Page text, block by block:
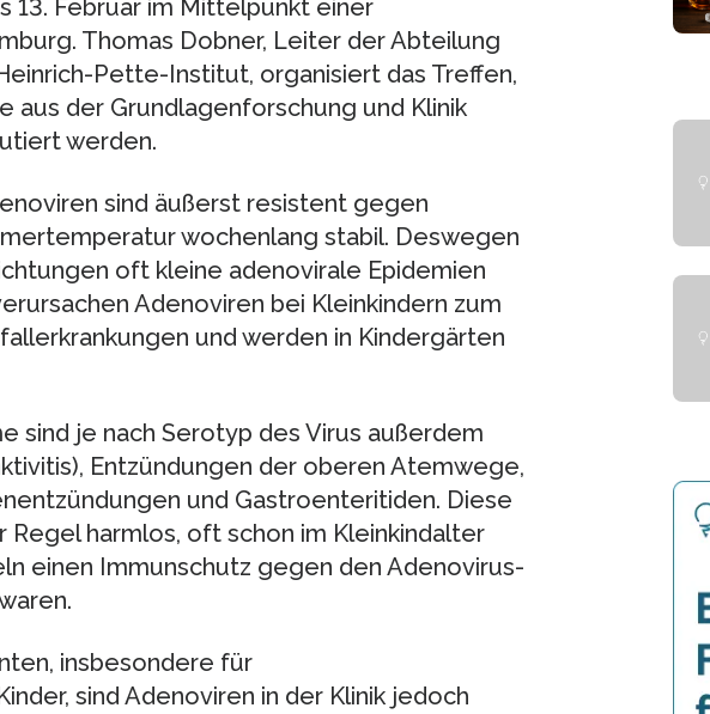
13. Februar im Mittelpunkt einer
Thomas Dobner, Leiter der Abteilung
Pette-Institut, organisiert das Treffen,
aus der Grundlagenforschung und Klinik
werden.
sind äußerst resistent gegen
wochenlang stabil. Deswegen
oft kleine adenovirale Epidemien
Adenoviren bei Kleinkindern zum
und werden in Kindergärten
sind je nach Serotyp des Virus außerdem
Entzündungen der oberen Atemwege,
und Gastroenteritiden. Diese
Regel harmlos, oft schon im Kleinkindalter
einen Immunschutz gegen den Adenovirus-
insbesondere für
sind Adenoviren in der Klinik jedoch